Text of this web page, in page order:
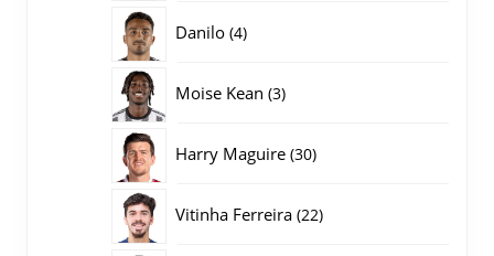
Danilo 44
Moise Kean 33
Harry Maguire 3030
Vitinha Ferreira 2222